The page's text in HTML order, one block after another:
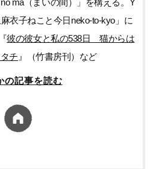
ma（まいの間）」を構える。Y
衣子ねこと今日neko-to-kyo」に
彼の彼女と私の538日 猫からは
チ』（竹書房刊）など
の記事を読む